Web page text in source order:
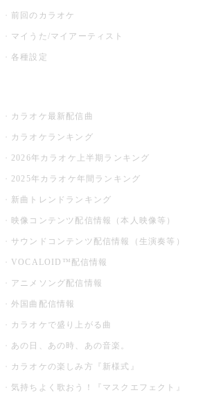
前回のカラオケ
マイうた/マイアーティスト
各種設定
カラオケ最新配信曲
カラオケランキング
2026年カラオケ上半期ランキング
2025年カラオケ年間ランキング
新曲トレンドランキング
映像コンテンツ配信情報（本人映像等）
サウンドコンテンツ配信情報（生演奏等）
VOCALOID™配信情報
アニメソング配信情報
外国曲配信情報
カラオケで盛り上がる曲
あの日、あの時、あの音楽。
カラオケの楽しみ方『新様式』
気持ちよく歌おう！『マスクエフェクト』